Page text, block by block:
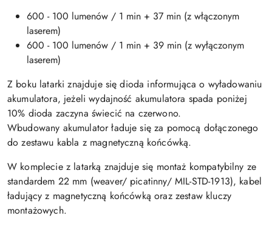
600 - 100 lumenów / 1 min + 37 min (z włączonym
laserem)
600 - 100 lumenów / 1 min + 39 min (z wyłączonym
laserem)
Z boku latarki znajduje się dioda informująca o wyładowaniu
akumulatora, jeżeli wydajność akumulatora spada poniżej
10% dioda zaczyna świecić na czerwono.
Wbudowany akumulator ładuje się za pomocą dołączonego
do zestawu kabla z magnetyczną końcówką.
W komplecie z latarką znajduje się montaż kompatybilny ze
standardem 22 mm (weaver/ picatinny/ MIL-STD-1913), kabel
ładujący z magnetyczną końcówką oraz zestaw kluczy
montażowych.